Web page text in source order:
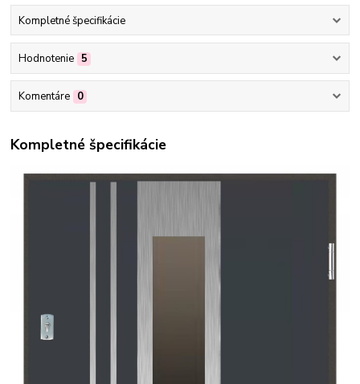
Kompletné špecifikácie
Hodnotenie 5
Komentáre 0
Kompletné špecifikácie